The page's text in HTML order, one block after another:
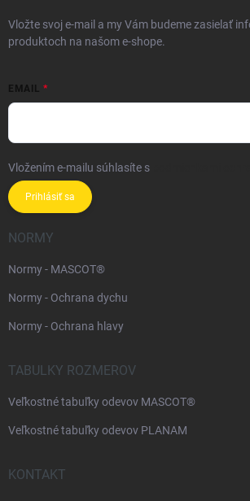
Vložte svoj e-mail a my Vám budeme zasielať
produktoch na našom e-shope.
EMAIL
Vložením e-mailu súhlasíte s
Prihlásiť sa
NORMY
Normy - MASCOT®
Normy - Ochrana dychu
Normy - Ochrana hlavy
TABULKY ROZMEROV
Veľkostné tabuľky odevov MASCOT®
Veľkostné tabuľky odevov PLANAM
KONTAKT